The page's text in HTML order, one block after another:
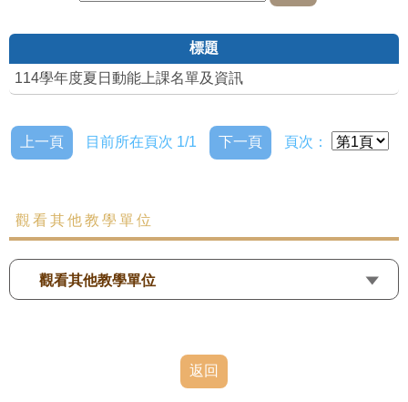
標題
114學年度夏日動能上課名單及資訊
上一頁 目前所在頁次 1/1 下一頁 頁次：
觀看其他教學單位
觀看其他教學單位
返回